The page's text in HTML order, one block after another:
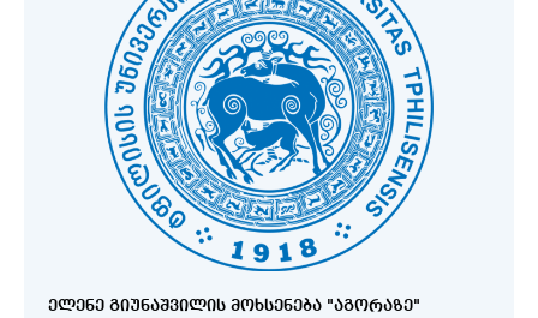
ᲔᲚᲔᲜᲔ ᲒᲘᲣᲜᲐᲨᲕᲘᲚᲘᲡ ᲛᲝᲮᲡᲔᲜᲔᲑᲐ "ᲐᲒᲝᲠᲐᲖᲔ"